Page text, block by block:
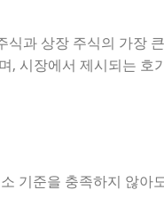
과 상장 주식의 가장
, 시장에서 제시되는
기준을 충족하지 않